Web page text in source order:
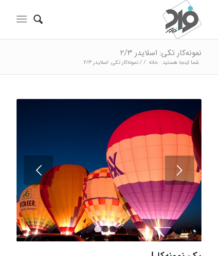
نمونه‌کار تکی: اسلایدر ۲/۳
شما اینجا هستید: خانه /
/ نمونه‌کار تکی: اسلایدر ۲/۳
قبلی
۲ ۳ ۴